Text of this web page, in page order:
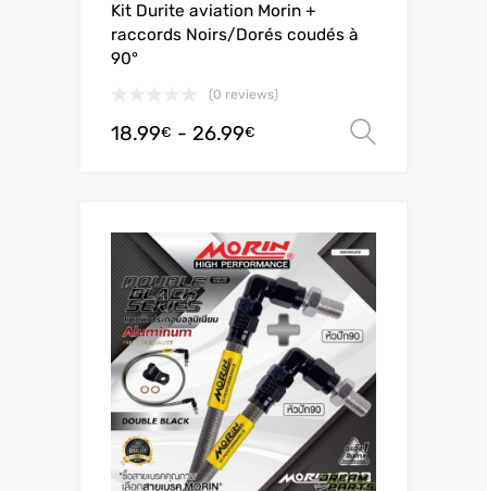
Kit Durite aviation Morin +
raccords Noirs/Dorés coudés à
90°
(0 reviews)
18.99€ - 26.99€